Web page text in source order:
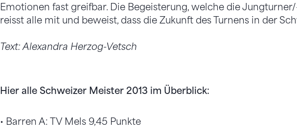
Emotionen fast greifbar. Die Begeisterung, welche die
reisst alle mit und beweist, dass die Zukunft des Turnens in der
Text: Alexandra Herzog-Vetsch
Hier alle Schweizer Meister 2013 im Überblick:
• Barren A: TV Mels 9,45 Punkte